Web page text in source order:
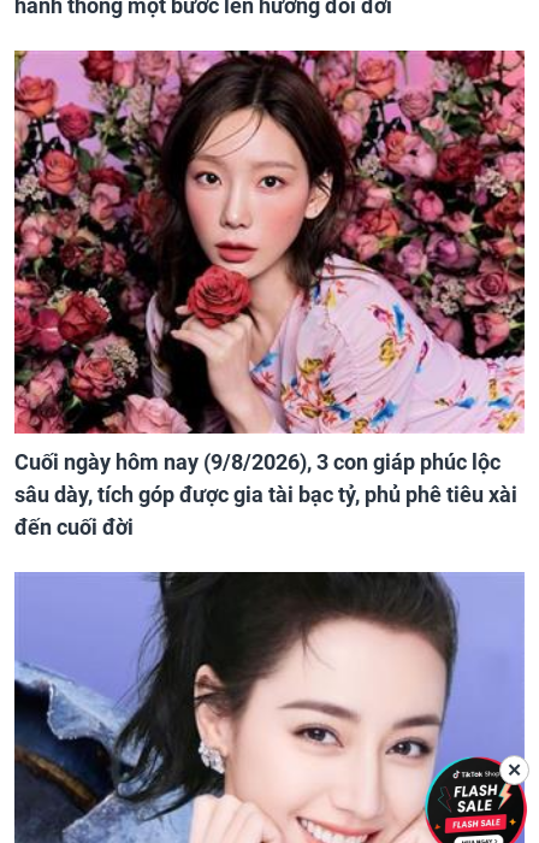
Cuối ngày hôm nay (9/8/2026), 3 con giáp phúc lộc
sâu dày, tích góp được gia tài bạc tỷ, phủ phê tiêu xài
đến cuối đời
✕